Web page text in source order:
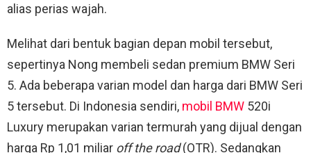
alias perias wajah.
Melihat dari bentuk bagian depan mobil tersebut,
sepertinya Nong membeli sedan premium BMW Seri
5. Ada beberapa varian model dan harga dari BMW Seri
5 tersebut. Di Indonesia sendiri, mobil BMW 520i
Luxury merupakan varian termurah yang dijual dengan
harga Rp 1,01 miliar off the road(OTR). Sedangkan